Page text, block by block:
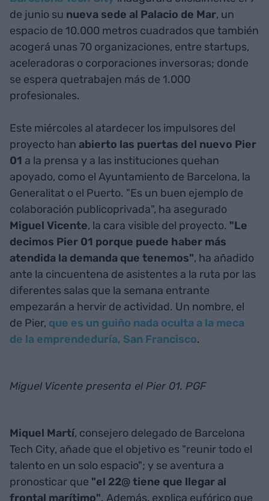
de junio su nueva sede al Palacio de Mar, un
espacio de 10.000 metros cuadrados que también
acogerá unas 70 organizaciones, entre startups,
aceleradoras o corporaciones inversoras; donde
se espera quetrabajen más de 1.000
profesionales.
Este miércoles al atardecer los impulsores del
proyecto han abierto las puertas del nuevo Pier
01 a la prensa y a las instituciones quehan
apoyado, como el Ayuntamiento de Barcelona, la
Generalitat o el Puerto. "Es un buen ejemplo de
colaboración publicoprivada", ha asegurado
Miguel Vicente, la cara visible del proyecto. "Le
decimos Pier 01 porque puede haber más
atendida la demanda que tenemos", ha añadido
ante la cincuentena de asistentes a la ruta por las
diferentes salas que la semana entrante
empezarán a hervir de actividad. Un nombre, el
de Pier, que es un guiño nada oculta a la meca
de la emprendeduría, San Francisco.
Miguel Vicente presenta el Pier 01. PGF
Miquel Martí, consejero delegado de Barcelona
Tech City, añade que el objetivo es "reunir todo el
talento en un solo espacio"; y se aventura a
pronosticar que "el 22@ tiene que llegar al
frontal marítimo". Además, explica eufórico que